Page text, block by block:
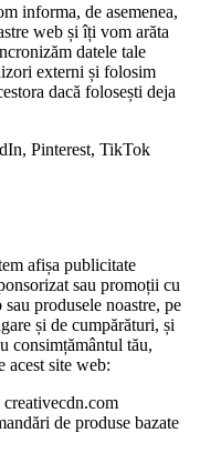
informa, de asemenea,
web și îți vom arăta
datele tale
externi și folosim
dacă folosești deja
Pinterest, TikTok
afișa publicitate
sau promoții cu
produsele noastre, pe
și de cumpărături, și
consimțământul tău,
acest site web:
de produse bazate